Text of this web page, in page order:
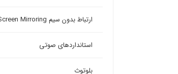
ارتباط بدون سیم Screen Mirroring
استانداردهای صوتی
بلوتوث